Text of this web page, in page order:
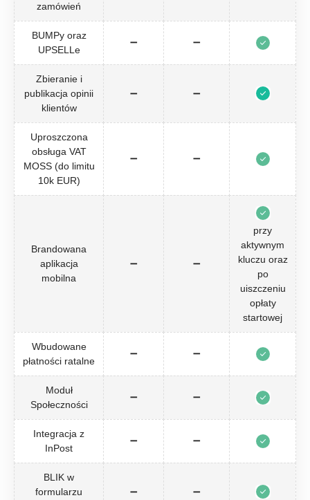
zamówień
BUMPy oraz
UPSELLe
➖ ➖
Zbieranie i
publikacja opinii
klientów
➖ ➖
Uproszczona
obsługa VAT
MOSS (do limitu
10k EUR)
➖ ➖
Brandowana
aplikacja
mobilna
➖ ➖
przy
aktywnym
kluczu oraz
po
uiszczeniu
opłaty
startowej
Wbudowane
płatności ratalne
➖ ➖
Moduł
Społeczności
➖ ➖
Integracja z
InPost
➖ ➖
BLIK w
formularzu
➖ ➖